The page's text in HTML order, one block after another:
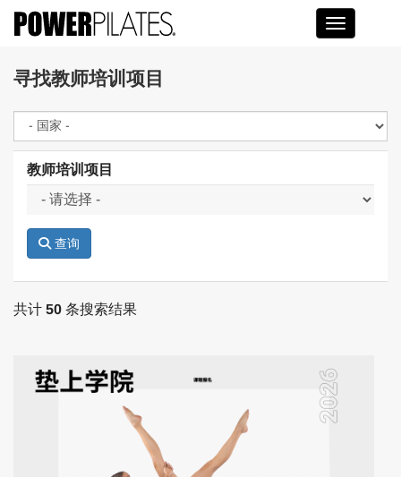
Toggle
寻找教师培训项目
教师培训项目
查询
共计 50 条搜索结果